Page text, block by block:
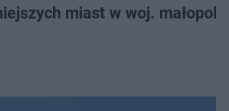
miast w woj.